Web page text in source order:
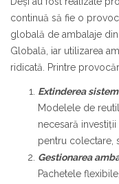
continuă să fie o
globală de ambalaje
Globală, iar utilizarea
ridicată. Printre
Extinderea
Modelele de
necesară
pentru colectare,
Gestionarea
Pachetele